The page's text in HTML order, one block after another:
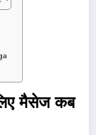
मैसेज कब